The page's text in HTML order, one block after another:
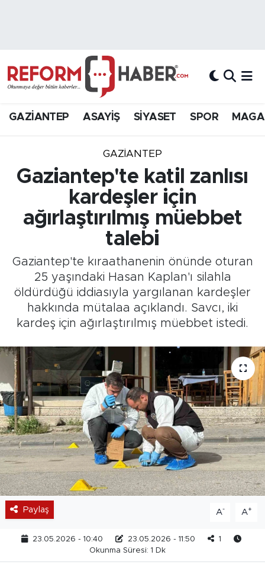
GAZİANTEP ASAYİŞ SİYASET SPOR
GAZIANTEP
Gaziantep'te katil zanlısı
kardeşler için
ağırlaştırılmış müebbet
talebi
Gaziantep'te kıraathanenin önünde oturan
25 yaşındaki Hasan Kaplan'ı silahla
öldürdüğü iddiasıyla yargılanan kardeşler
hakkında mütalaa açıklandı. Savcı, iki
kardeş için ağırlaştırılmış müebbet istedi.
Paylaş A- A+
23.05.2026 - 10:40 23.05.2026 - 11:50
1
Okunma Süresi: 1 Dk
Hava Durumu
Süper Lig Puan Durumu ve Fikstür
Tüm Manşetler
Son Dakika Haberleri
Haber Arşivi